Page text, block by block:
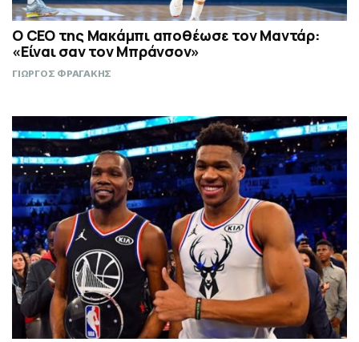
Ο CEO της Μακάμπι αποθέωσε τον Μαντάρ:
«Είναι σαν τον Μπράνσον»
ΓΙΩΡΓΟΣ ΦΡΑΓΑΚΗΣ